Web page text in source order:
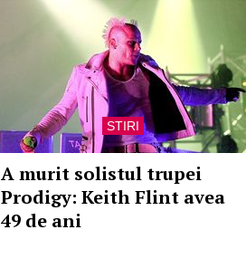
STIRI
A murit solistul trupei
Prodigy: Keith Flint avea
49 de ani